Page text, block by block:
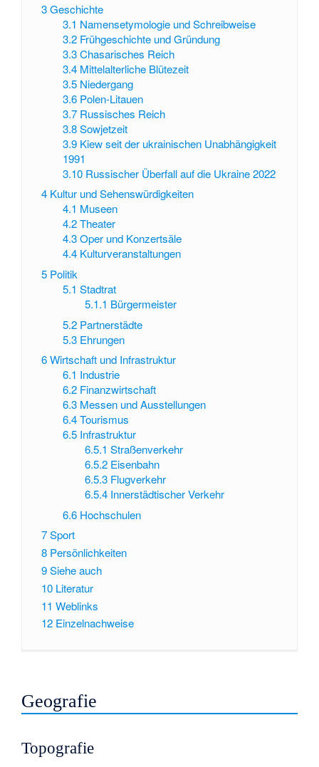
3Geschichte
3.1 Namensetymologie und Schreibweise
3.2 Frühgeschichte und Gründung
3.3 Chasarisches Reich
3.4 Mittelalterliche Blütezeit
3.5 Niedergang
3.6 Polen-Litauen
3.7 Russisches Reich
3.8 Sowjetzeit
3.9 Kiew seit der ukrainischen Unabhängigkeit
1991
3.10 Russischer Überfall auf die Ukraine 2022
4 Kultur und Sehenswürdigkeiten
4.1 Museen
4.2 Theater
4.3 Oper und Konzertsäle
4.4 Kulturveranstaltungen
5 Politik
5.1 Stadtrat
5.1.1 Bürgermeister
5.2 Partnerstädte
5.3 Ehrungen
6Wirtschaft und Infrastruktur
6.1 Industrie
6.2 Finanzwirtschaft
6.3 Messen und Ausstellungen
6.4 Tourismus
6.5 Infrastruktur
6.5.1 Straßenverkehr
6.5.2 Eisenbahn
6.5.3 Flugverkehr
6.5.4 Innerstädtischer Verkehr
6.6 Hochschulen
7Sport
8 Persönlichkeiten
9Siehe auch
10 Literatur
11 Weblinks
12 Einzelnachweise
Geografie
Topografie